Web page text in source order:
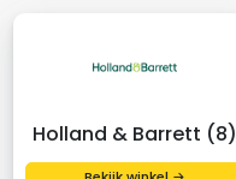
Holland & Barrett (8)